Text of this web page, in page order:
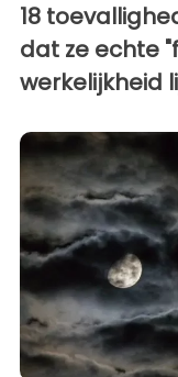
18
dat ze echte
werkelijkheid